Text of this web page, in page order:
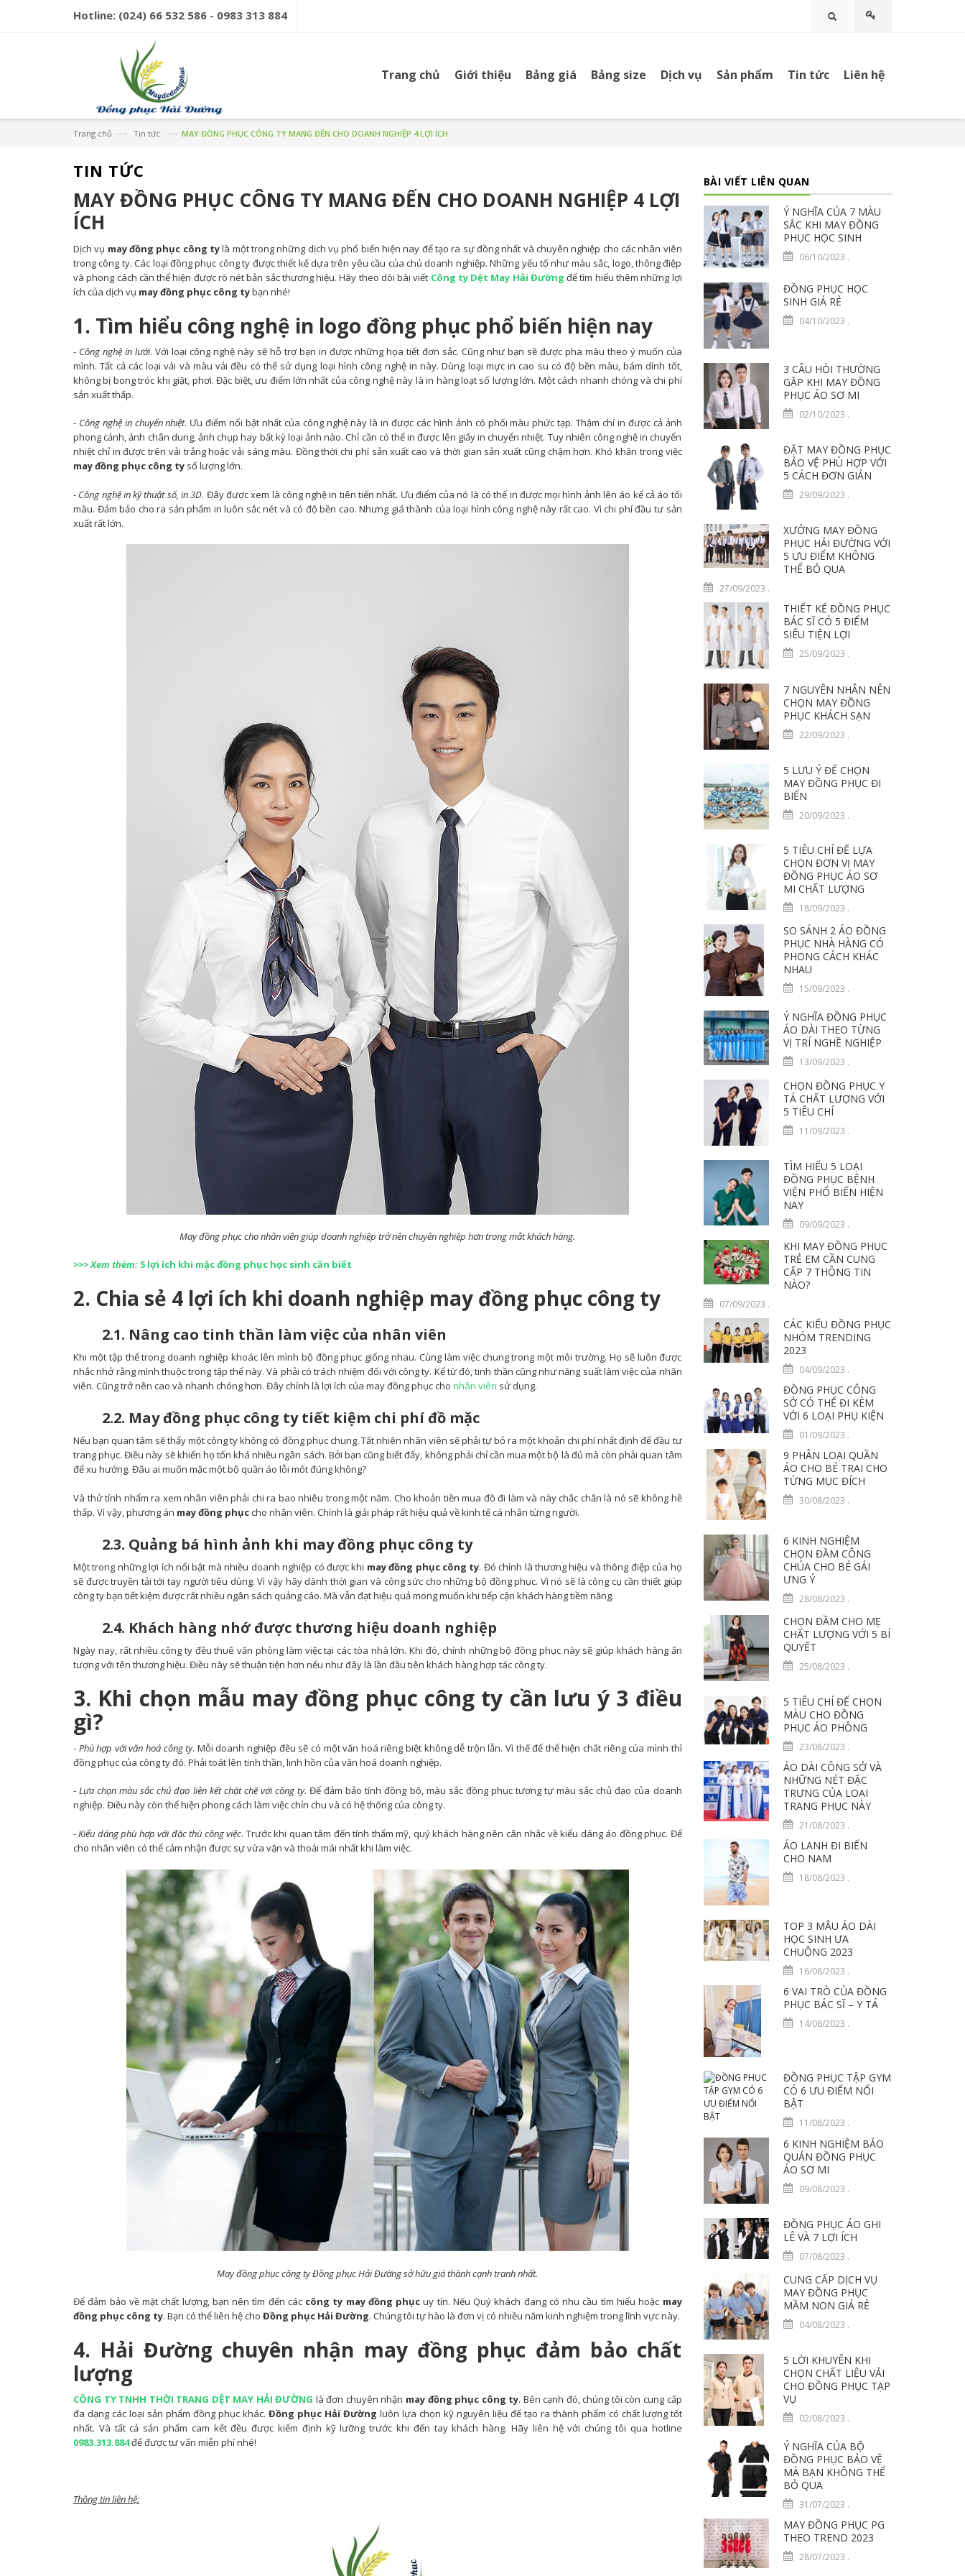
Hotline: (024) 66 532 586 - 0983 313 884 Tìm kiếm
Trang chủ Giới thiệu Bảng giá Bảng size Dịch vụ Sản phẩm Tin tức Liên hệ
Trang chủ —› Tin tức —› MAY ĐỒNG PHỤC CÔNG TY MANG ĐẾN CHO DOANH NGHIỆP 4 LỢI ÍCH
TIN TỨC
MAY ĐỒNG PHỤC CÔNG TY MANG ĐẾN CHO DOANH NGHIỆP 4 LỢI
ÍCH
Dịch vụ may đồng phục công tylà một trong những dịch vụ phổ biến hiện nay để tạo ra sự đồng nhất và chuyên nghiệp cho các nhân viên
trong công ty. Các loại đồng phục công ty được thiết kế dựa trên yêu cầu của chủ doanh nghiệp. Những yếu tố như màu sắc, logo, thông điệp
và phong cách cần thể hiện được rõ nét bản sắc thương hiệu. Hãy theo dõi bài viết Công ty Dệt May Hải Đường để tìm hiểu thêm những lợi
ích của dịch vụ may đồng phục công tybạn nhé!
1. Tìm hiểu công nghệ in logo đồng phục phổ biến hiện nay
- Công nghệ in lưới. Với loại công nghệ này sẽ hỗ trợ bạn in được những họa tiết đơn sắc. Cũng như bạn sẽ được pha màu theo ý muốn của
mình. Tất cả các loại vải và màu vải đều có thể sử dụng loại hình công nghệ in này. Dùng loại mực in cao su có độ bền màu, bám dính tốt,
không bị bong tróc khi giặt, phơi. Đặc biệt, ưu điểm lớn nhất của công nghệ này là in hàng loạt số lượng lớn. Một cách nhanh chóng và chi phí
sản xuất thấp.
- Công nghệ in chuyển nhiệt. Ưu điểm nổi bật nhất của công nghệ này là in được các hình ảnh có phối màu phức tạp. Thậm chí in được cả ảnh
phong cảnh, ảnh chân dung, ảnh chụp hay bất kỳ loại ảnh nào. Chỉ cần có thể in được lên giấy in chuyển nhiệt. Tuy nhiên công nghệ in chuyển
nhiệt chỉ in được trên vải trắng hoặc vải sáng màu. Đồng thời chi phí sản xuất cao và thời gian sản xuất cũng chậm hơn. Khó khăn trong việc
may đồng phục công ty số lượng lớn.
- Công nghệ in kỹ thuật số, in 3D. Đây được xem là công nghệ in tiên tiến nhất. Ưu điểm của nó là có thể in được mọi hình ảnh lên áo kể cả áo tối
màu. Đảm bảo cho ra sản phẩm in luôn sắc nét và có độ bền cao. Nhưng giá thành của loại hình công nghệ này rất cao. Vì chi phí đầu tư sản
xuất rất lớn.
May đồng phục cho nhân viên giúp doanh nghiệp trở nên chuyên nghiệp hơn trong mắt khách hàng.
>>> Xem thêm: 5 lợi ích khi mặc đồng phục học sinh cần biết
2. Chia sẻ 4 lợi ích khi doanh nghiệp may đồng phục công ty
2.1. Nâng cao tinh thần làm việc của nhân viên
Khi một tập thể trong doanh nghiệp khoác lên mình bộ đồng phục giống nhau. Cùng làm việc chung trong một môi trường. Họ sẽ luôn được
nhắc nhở rằng mình thuộc trong tập thể này. Và phải có trách nhiệm đối với công ty. Kể từ đó, tinh thần cũng như năng suất làm việc của nhân
viên. Cũng trở nên cao và nhanh chóng hơn. Đây chính là lợi ích của may đồng phụccho nhân viên sử dụng.
2.2. May đồng phục công ty tiết kiệm chi phí đồ mặc
Nếu bạn quan tâm sẽ thấy một công ty không có đồng phục chung. Tất nhiên nhân viên sẽ phải tự bỏ ra một khoản chi phí nhất định để đầu tư
trang phục. Điều này sẽ khiến họ tốn khá nhiều ngân sách. Bởi bạn cũng biết đấy, không phải chỉ cần mua một bộ là đủ mà còn phải quan tâm
để xu hướng. Đâu ai muốn mặc một bộ quần áo lỗi mốt đúng không?
Và thử tính nhẩm ra xem nhân viên phải chi ra bao nhiêu trong một năm. Cho khoản tiền mua đồ đi làm và này chắc chắn là nó sẽ không hề
thấp. Vì vậy, phương án may đồng phụccho nhân viên. Chính là giải pháp rất hiệu quả về kinh tế cá nhân từng người.
2.3. Quảng bá hình ảnh khi may đồng phục công ty
Một trong những lợi ích nổi bật mà nhiều doanh nghiệp có được khi may đồng phục công ty. Đó chính là thương hiệu và thông điệp của họ
sẽ được truyền tải tới tay người tiêu dùng. Vì vậy hãy dành thời gian và công sức cho những bộ đồng phục. Vì nó sẽ là công cụ cần thiết giúp
công ty bạn tiết kiệm được rất nhiều ngân sách quảng cáo. Mà vẫn đạt hiệu quả mong muốn khi tiếp cận khách hàng tiềm năng.
2.4. Khách hàng nhớ được thương hiệu doanh nghiệp
Ngày nay, rất nhiều công ty đều thuê văn phòng làm việc tại các tòa nhà lớn. Khi đó, chính những bộ đồng phục này sẽ giúp khách hàng ấn
tượng với tên thương hiệu. Điều này sẽ thuận tiện hơn nếu như đây là lần đầu tiên khách hàng hợp tác công ty.
3. Khi chọn mẫu may đồng phục công ty cần lưu ý 3 điều
gì?
- Phù hợp với văn hoá công ty. Mỗi doanh nghiệp đều sẽ có một văn hoá riêng biệt không dễ trộn lẫn. Vì thế để thể hiện chất riêng của mình thì
đồng phục của công ty đó. Phải toát lên tinh thần, linh hồn của văn hoá doanh nghiệp.
-Lựa chọn màu sắc chủ đạo liên kết chặt chẽ với công ty. Để đảm bảo tính đồng bộ, màu sắc đồng phục tương tự màu sắc chủ đạo của doanh
nghiệp. Điều này còn thể hiện phong cách làm việc chỉn chu và có hệ thống của công ty.
-Kiểu dáng phù hợp với đặc thù công việc. Trước khi quan tâm đến tính thẩm mỹ, quý khách hàng nên cân nhắc về kiểu dáng áo đồng phục. Để
cho nhân viên có thể cảm nhận được sự vừa vặn và thoải mái nhất khi làm việc.
May đồng phục công ty Đồng phục Hải Đường sở hữu giá thành cạnh tranh nhất.
Để đảm bảo về mặt chất lượng, bạn nên tìm đến các công ty may đồng phục uy tín. Nếu Quý khách đang có nhu cầu tìm hiểu hoặc may
đồng phục công ty. Bạn có thể liên hệ cho Đồng phục Hải Đường. Chúng tôi tự hào là đơn vị có nhiều năm kinh nghiệm trong lĩnh vực này.
4. Hải Đường chuyên nhận may đồng phục đảm bảo chất
lượng
CÔNG TY TNHH THỜI TRANG DỆT MAY HẢI ĐƯỜNG là đơn chuyên nhận may đồng phục công ty. Bên cạnh đó, chúng tôi còn cung cấp
đa dạng các loại sản phẩm đồng phục khác. Đồng phục Hải Đường luôn lựa chọn kỹ nguyên liệu để tạo ra thành phẩm có chất lượng tốt
nhất. Và tất cả sản phẩm cam kết đều được kiểm định kỹ lưỡng trước khi đến tay khách hàng. Hãy liên hệ với chúng tôi qua hotline
0983.313.884để được tư vấn miễn phí nhé!
Thông tin liên hệ:
BÀI VIẾT LIÊN QUAN
Ý NGHĨA CỦA 7 MÀU
SẮC KHI MAY ĐỒNG
PHỤC HỌC SINH
06/10/2023 .
ĐỒNG PHỤC HỌC
SINH GIÁ RẺ
04/10/2023 .
3 CÂU HỎI THƯỜNG
GẶP KHI MAY ĐỒNG
PHỤC ÁO SƠ MI
02/10/2023 .
ĐẶT MAY ĐỒNG PHỤC
BẢO VỆ PHÙ HỢP VỚI
5 CÁCH ĐƠN GIẢN
29/09/2023 .
XƯỞNG MAY ĐỒNG
PHỤC HẢI ĐƯỜNG VỚI
5 ƯU ĐIỂM KHÔNG
THỂ BỎ QUA
27/09/2023 .
THIẾT KẾ ĐỒNG PHỤC
BÁC SĨ CÓ 5 ĐIỂM
SIÊU TIỆN LỢI
25/09/2023 .
7 NGUYÊN NHÂN NÊN
CHỌN MAY ĐỒNG
PHỤC KHÁCH SẠN
22/09/2023 .
5 LƯU Ý ĐỂ CHỌN
MAY ĐỒNG PHỤC ĐI
BIỂN
20/09/2023 .
5 TIÊU CHÍ ĐỂ LỰA
CHỌN ĐƠN VỊ MAY
ĐỒNG PHỤC ÁO SƠ
MI CHẤT LƯỢNG
18/09/2023 .
SO SÁNH 2 ÁO ĐỒNG
PHỤC NHÀ HÀNG CÓ
PHONG CÁCH KHÁC
NHAU
15/09/2023 .
Ý NGHĨA ĐỒNG PHỤC
ÁO DÀI THEO TỪNG
VỊ TRÍ NGHỀ NGHIỆP
13/09/2023 .
CHỌN ĐỒNG PHỤC Y
TÁ CHẤT LƯỢNG VỚI
5 TIÊU CHÍ
11/09/2023 .
TÌM HIỂU 5 LOẠI
ĐỒNG PHỤC BỆNH
VIỆN PHỔ BIẾN HIỆN
NAY
09/09/2023 .
KHI MAY ĐỒNG PHỤC
TRẺ EM CẦN CUNG
CẤP 7 THÔNG TIN
NÀO?
07/09/2023 .
CÁC KIỂU ĐỒNG PHỤC
NHÓM TRENDING
2023
04/09/2023 .
ĐỒNG PHỤC CÔNG
SỞ CÓ THỂ ĐI KÈM
VỚI 6 LOẠI PHỤ KIỆN
01/09/2023 .
9 PHÂN LOẠI QUẦN
ÁO CHO BÉ TRAI CHO
TỪNG MỤC ĐÍCH
30/08/2023 .
6 KINH NGHIỆM
CHỌN ĐẦM CÔNG
CHÚA CHO BÉ GÁI
ƯNG Ý
28/08/2023 .
CHỌN ĐẦM CHO MẸ
CHẤT LƯỢNG VỚI 5 BÍ
QUYẾT
25/08/2023 .
5 TIÊU CHÍ ĐỂ CHỌN
MÀU CHO ĐỒNG
PHỤC ÁO PHÔNG
23/08/2023 .
ÁO DÀI CÔNG SỞ VÀ
NHỮNG NÉT ĐẶC
TRƯNG CỦA LOẠI
TRANG PHỤC NÀY
21/08/2023 .
ÁO LANH ĐI BIỂN
CHO NAM
18/08/2023 .
TOP 3 MẪU ÁO DÀI
HỌC SINH ƯA
CHUỘNG 2023
16/08/2023 .
6 VAI TRÒ CỦA ĐỒNG
PHỤC BÁC SĨ – Y TÁ
14/08/2023 .
ĐỒNG PHỤC TẬP GYM
CÓ 6 ƯU ĐIỂM NỔI
BẬT
11/08/2023 .
6 KINH NGHIỆM BẢO
QUẢN ĐỒNG PHỤC
ÁO SƠ MI
09/08/2023 .
ĐỒNG PHỤC ÁO GHI
LÊ VÀ 7 LỢI ÍCH
07/08/2023 .
CUNG CẤP DỊCH VỤ
MAY ĐỒNG PHỤC
MẦM NON GIÁ RẺ
04/08/2023 .
5 LỜI KHUYÊN KHI
CHỌN CHẤT LIỆU VẢI
CHO ĐỒNG PHỤC TẠP
VỤ
02/08/2023 .
Ý NGHĨA CỦA BỘ
ĐỒNG PHỤC BẢO VỆ
MÀ BẠN KHÔNG THỂ
BỎ QUA
31/07/2023 .
MAY ĐỒNG PHỤC PG
THEO TREND 2023
28/07/2023 .